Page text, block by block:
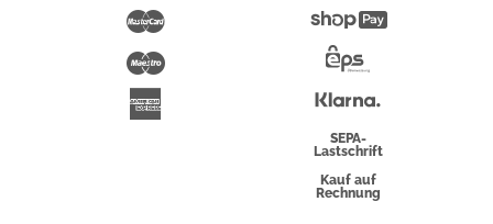
Maestro
Pay
Überweisung
SEPA-
Lastschrift
Kauf auf
Rechnung